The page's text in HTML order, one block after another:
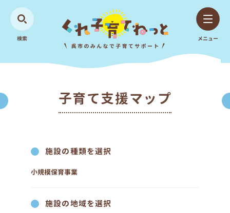
検索 メニュー
子育て支援マップ
施設の種類を選択
小規模保育事業
施設の地域を選択